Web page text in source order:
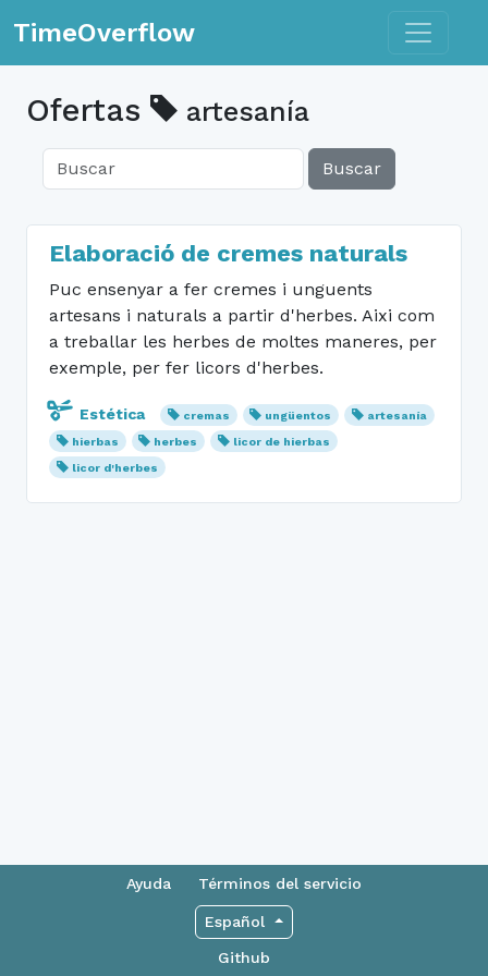
TimeOverflow Toggle
Ofertas artesanía
Buscar
Elaboració de cremes naturals
Puc ensenyar a fer cremes i unguents
artesans i naturals a partir d'herbes. Aixi com
a treballar les herbes de moltes maneres, per
exemple, per fer licors d'herbes.
Estética cremas ungüentos
artesanía
hierbas
herbes
licor de hierbas
licor d'herbes
Ayuda Términos del servicio
Español
Github